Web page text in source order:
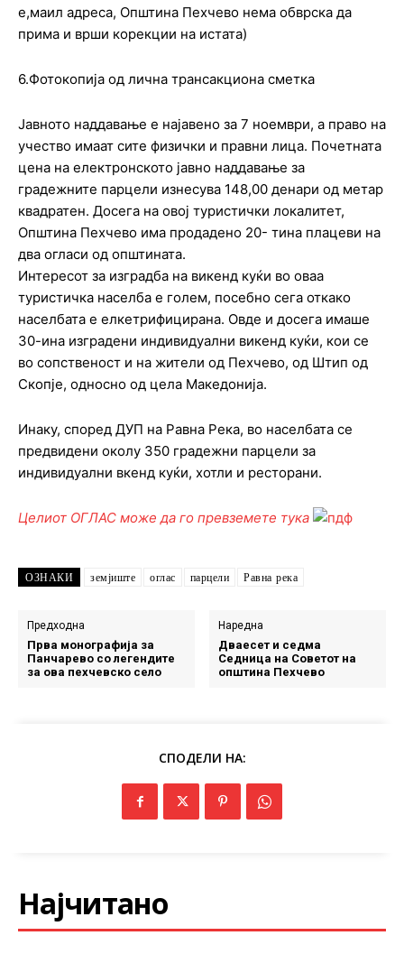
е,маил адреса, Општина Пехчево нема обврска да
прима и врши корекции на истата)
6.Фотокопија од лична трансакциона сметка
Јавното наддавање е најавено за 7 ноември, а право на
учество имаат сите физички и правни лица. Почетната
цена на електронското јавно наддавање за
градежните парцели изнесува 148,00 денари од метар
квадратен. Досега на овој туристички локалитет,
Општина Пехчево има продадено 20- тина плацеви на
два огласи од општината.
Интересот за изградба на викенд куќи во оваа
туристичка населба е голем, посебно сега откако
населбата е елкетрифицирана. Овде и досега имаше
30-ина изградени индивидуални викенд куќи, кои се
во сопственост и на жители од Пехчево, од Штип од
Скопје, односно од цела Македонија.
Инаку, според ДУП на Равна Река, во населбата се
предвидени околу 350 градежни парцели за
индивидуални вкенд куќи, хотли и ресторани.
Целиот ОГЛАС може да го превземете тука
ОЗНАКИ земјиште оглас парцели Равна река
Предходна
Прва монографија за
Панчарево со легендите
за ова пехчевско село
Наредна
Дваесет и седма
Седница на Советот на
општина Пехчево
СПОДЕЛИ НА:
Најчитано